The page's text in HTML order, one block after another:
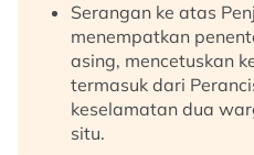
Serangan ke atas
menempatkan
asing, mencetuskan
termasuk dari
keselamatan dua
situ.